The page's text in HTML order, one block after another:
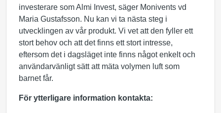
investerare som Almi Invest, säger Monivents vd
Maria Gustafsson. Nu kan vi ta nästa steg i
utvecklingen av vår produkt. Vi vet att den fyller ett
stort behov och att det finns ett stort intresse,
eftersom det i dagsläget inte finns något enkelt och
användarvänligt sätt att mäta volymen luft som
barnet får.
För ytterligare information kontakta: